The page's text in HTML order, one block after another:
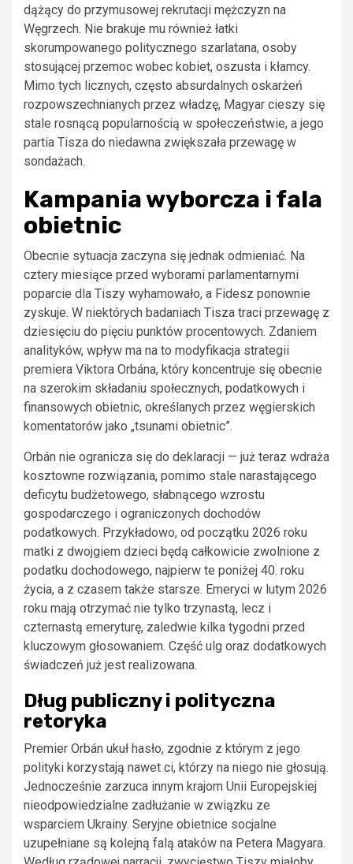
dążący do przymusowej rekrutacji mężczyzn na
Węgrzech. Nie brakuje mu również łatki
skorumpowanego politycznego szarlatana, osoby
stosującej przemoc wobec kobiet, oszusta i kłamcy.
Mimo tych licznych, często absurdalnych oskarżeń
rozpowszechnianych przez władzę, Magyar cieszy się
stale rosnącą popularnością w społeczeństwie, a jego
partia Tisza do niedawna zwiększała przewagę w
sondażach.
Kampania wyborcza i fala
obietnic
Obecnie sytuacja zaczyna się jednak odmieniać. Na
cztery miesiące przed wyborami parlamentarnymi
poparcie dla Tiszy wyhamowało, a Fidesz ponownie
zyskuje. W niektórych badaniach Tisza traci przewagę z
dziesięciu do pięciu punktów procentowych. Zdaniem
analityków, wpływ ma na to modyfikacja strategii
premiera Viktora Orbána, który koncentruje się obecnie
na szerokim składaniu społecznych, podatkowych i
finansowych obietnic, określanych przez węgierskich
komentatorów jako „tsunami obietnic”.
Orbán nie ogranicza się do deklaracji — już teraz wdraża
kosztowne rozwiązania, pomimo stale narastającego
deficytu budżetowego, słabnącego wzrostu
gospodarczego i ograniczonych dochodów
podatkowych. Przykładowo, od początku 2026 roku
matki z dwojgiem dzieci będą całkowicie zwolnione z
podatku dochodowego, najpierw te poniżej 40. roku
życia, a z czasem także starsze. Emeryci w lutym 2026
roku mają otrzymać nie tylko trzynastą, lecz i
czternastą emeryturę, zaledwie kilka tygodni przed
kluczowym głosowaniem. Część ulg oraz dodatkowych
świadczeń już jest realizowana.
Dług publiczny i polityczna
retoryka
Premier Orbán ukuł hasło, zgodnie z którym z jego
polityki korzystają nawet ci, którzy na niego nie głosują.
Jednocześnie zarzuca innym krajom Unii Europejskiej
nieodpowiedzialne zadłużanie w związku ze
wsparciem Ukrainy. Seryjne obietnice socjalne
uzupełniane są kolejną falą ataków na Petera Magyara.